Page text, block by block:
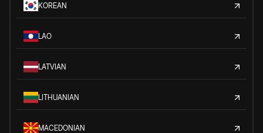
KOREAN
LAO
LATVIAN
LITHUANIAN
MACEDONIAN